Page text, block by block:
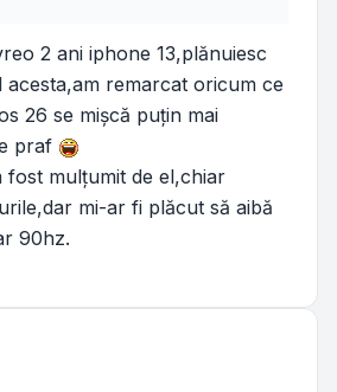
2 ani iphone 13,plănuiesc
acesta,am remarcat oricum ce
26 se mișcă puțin mai
praf
fost mulțumit de el,chiar
mi-ar fi plăcut să aibă
90hz.